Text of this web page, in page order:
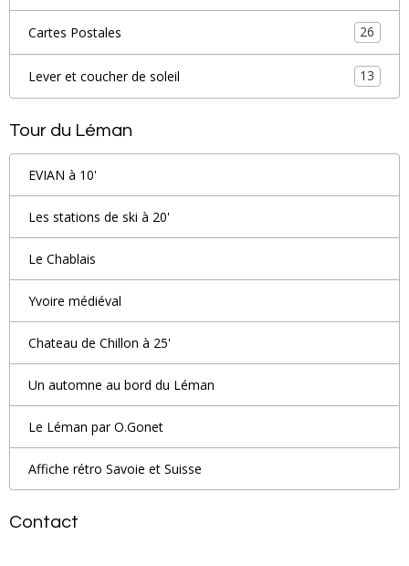
Cartes Postales 26
Lever et coucher de soleil 13
Tour du Léman
EVIAN à 10'
Les stations de ski à 20'
Le Chablais
Yvoire médiéval
Chateau de Chillon à 25'
Un automne au bord du Léman
Le Léman par O.Gonet
Affiche rétro Savoie et Suisse
Contact